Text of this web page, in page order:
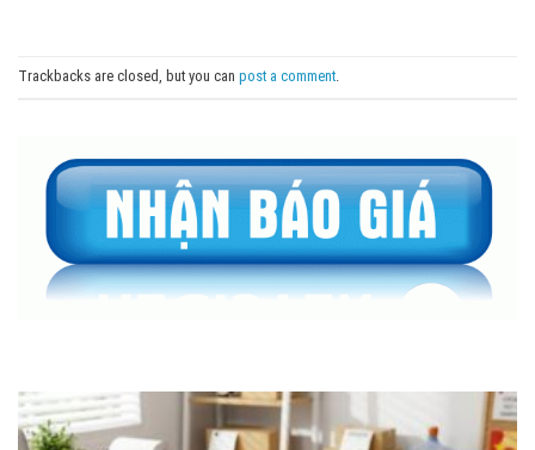
Trackbacks are closed, but you can post a comment.